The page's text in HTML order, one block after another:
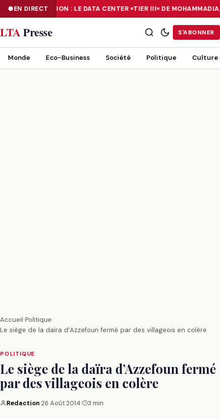
EN DIRECT
NUMÉRISATION : LE DATA CENTER «TIER III» DE
NUMÉRISATION : LE DATA CENTER «TIER III» DE MOHAMMADIA, UN
LTAPresse S'ABONNER
Monde Eco-Business Société Politique Culture
Accueil›Politique›
Le siège de la daïra d’Azzefoun fermé par des villageois en colère
POLITIQUE
Le siège de la daïra d’Azzefoun fermé
par des villageois en colère
Redaction·26 Août 2014· 3 min